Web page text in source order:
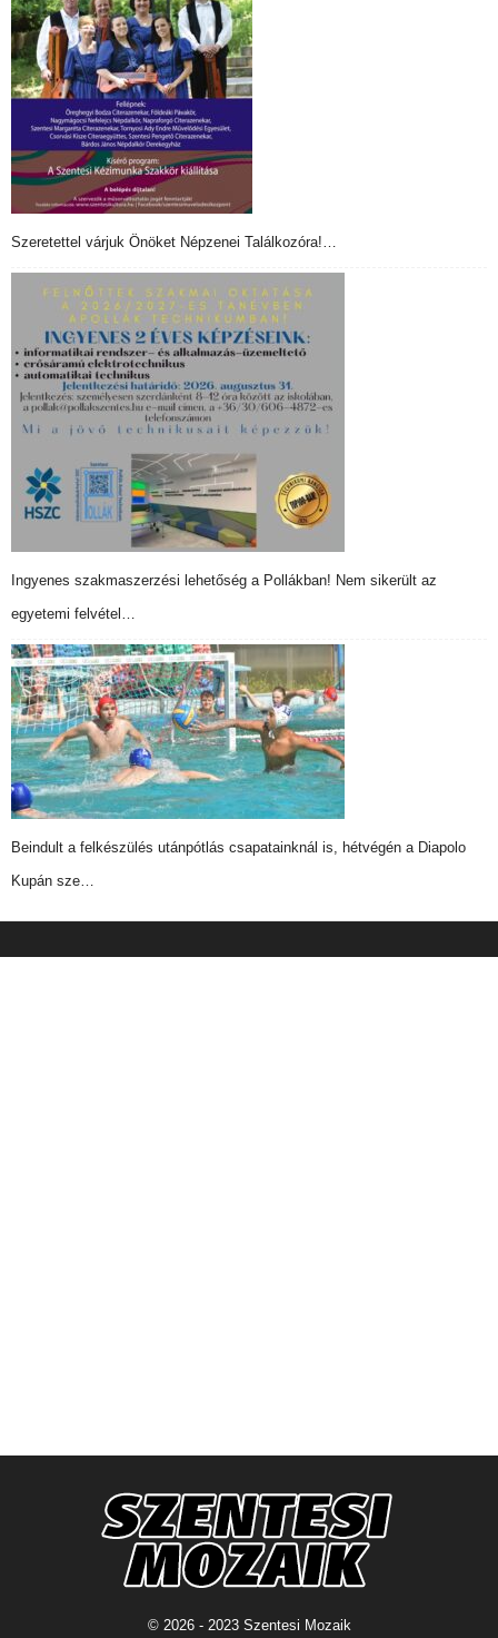
Szeretettel várjuk Önöket Népzenei Találkozóra!…
Ingyenes szakmaszerzési lehetőség a Pollákban! Nem sikerült az
egyetemi felvétel…
Beindult a felkészülés utánpótlás csapatainknál is, hétvégén a Diapolo
Kupán sze…
© 2026 - 2023 Szentesi Mozaik